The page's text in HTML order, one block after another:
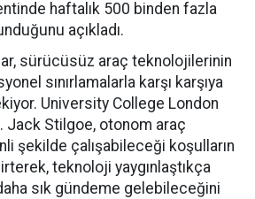
haftalık 500 binden fazla
açıkladı.
sürücüsüz araç teknolojilerinin
sınırlamalarla karşı karşıya
University College London
Jack Stilgoe, otonom araç
şekilde çalışabileceği koşulların
teknoloji yaygınlaştıkça
sık gündeme gelebileceğini